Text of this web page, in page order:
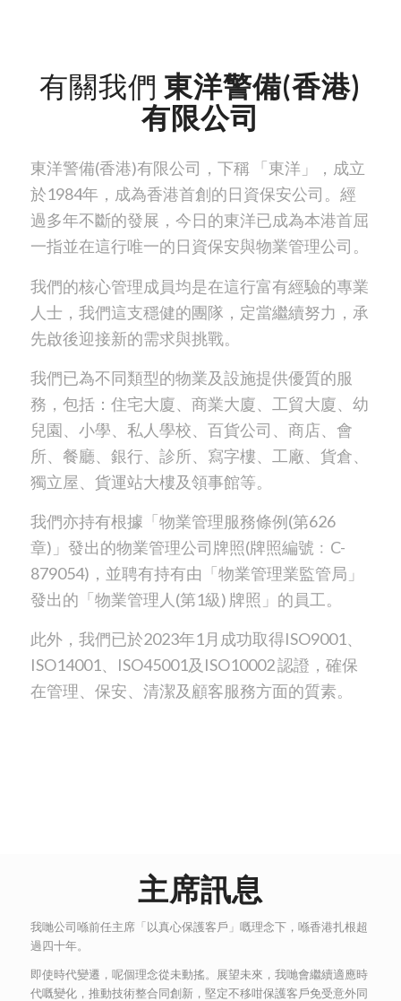
有關我們 東洋警備(香港)
有限公司
東洋警備(香港)有限公司，下稱 「東洋」，成立
於1984年，成為香港首創的日資保安公司。經
過多年不斷的發展，今日的東洋已成為本港首屈
一指並在這行唯一的日資保安與物業管理公司。
我們的核心管理成員均是在這行富有經驗的專業
人士，我們這支穩健的團隊，定當繼續努力，承
先啟後迎接新的需求與挑戰。
我們已為不同類型的物業及設施提供優質的服
務，包括：住宅大廈、商業大廈、工貿大廈、幼
兒園、小學、私人學校、百貨公司、商店、會
所、餐廳、銀行、診所、寫字樓、工廠、貨倉、
獨立屋、貨運站大樓及領事館等。
我們亦持有根據「物業管理服務條例(第626
章)」發出的物業管理公司牌照(牌照編號﹕C-
879054)，並聘有持有由「物業管理業監管局」
發出的「物業管理人(第1級) 牌照」的員工。
此外，我們已於2023年1月成功取得ISO9001、
ISO14001、ISO45001及ISO10002 認證，確保
在管理、保安、清潔及顧客服務方面的質素。
主席訊息
我哋公司喺前任主席「以真心保護客戶」嘅理念下，喺香港扎根超
過四十年。
即使時代變遷，呢個理念從未動搖。展望未來，我哋會繼續適應時
代嘅變化，推動技術整合同創新，堅定不移咁保護客戶免受意外同